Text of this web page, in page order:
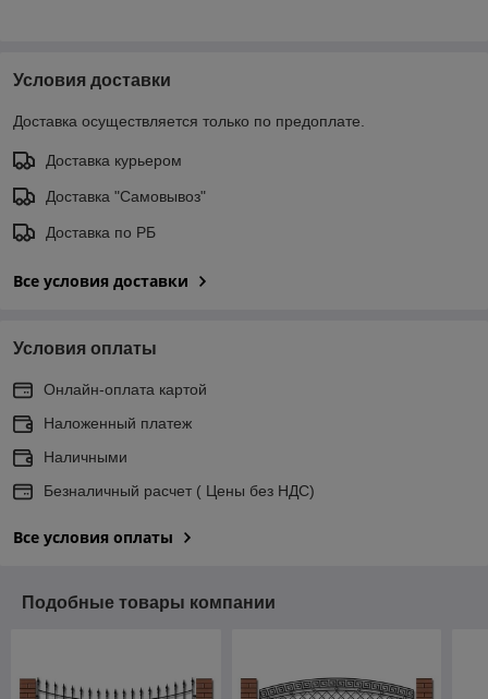
Условия доставки
Доставка осуществляется только по предоплате.
Доставка курьером
Доставка "Самовывоз"
Доставка по РБ
Все условия доставки
Условия оплаты
Онлайн-оплата картой
Наложенный платеж
Наличными
Безналичный расчет ( Цены без НДС)
Все условия оплаты
Подобные товары компании